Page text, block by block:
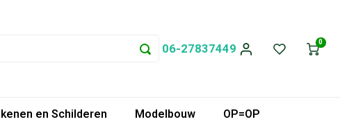
06-27837449 0
en Schilderen Modelbouw
OP=OP